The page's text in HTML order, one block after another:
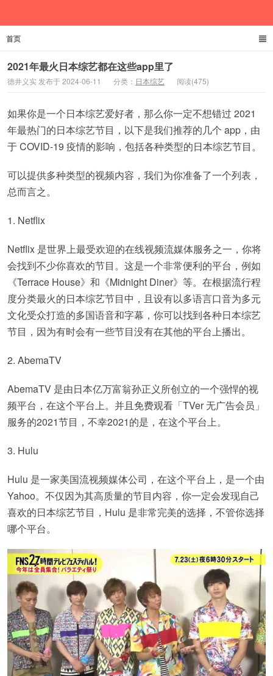
首页
2021年最火日本综艺都在这些app里了
德井义实 发布于 2024-06-11 分类： 日本综艺 阅读(475)
如果你是一个日本综艺爱好者，那么你一定不想错过 2021
年最热门的日本综艺节目，以下是我们推荐的几个 app，由
于 COVID-19 疫情的影响，包括各种类型的日本综艺节目。
可以提供多种类型的视频内容，我们为你准备了一个列表，
总而言之。
1. Netflix
Netflix 是世界上最受欢迎的在线视频流媒体服务之一，你将
会找到不少你喜欢的节目。这是一个非常便利的平台，例如
《Terrace House》和《Midnight Diner》等。在根据流行程
度分类最火的日本综艺节目中，且设有以多语言口音为多元
文化受众打造的多国语音和字幕，你可以找到各种日本综艺
节目，因为有时会有一些节目没有在其他的平台上播出。
2. AbemaTV
AbemaTV 是由日本亿万富翁孙正义所创立的一个强悍的视
频平台，在这个平台上。并且免费观看「TVer 无广告会员」
服务的2021节目，不幸2021的是，在这个平台上。
3. Hulu
Hulu 是一家美国流视频媒体公司，在这个平台上，是一个由
Yahoo。不仅因为其高质量的节目内容，你一定会发现自己
喜欢的日本综艺节目，Hulu 是非常完美的选择，不管你选择
哪个平台。